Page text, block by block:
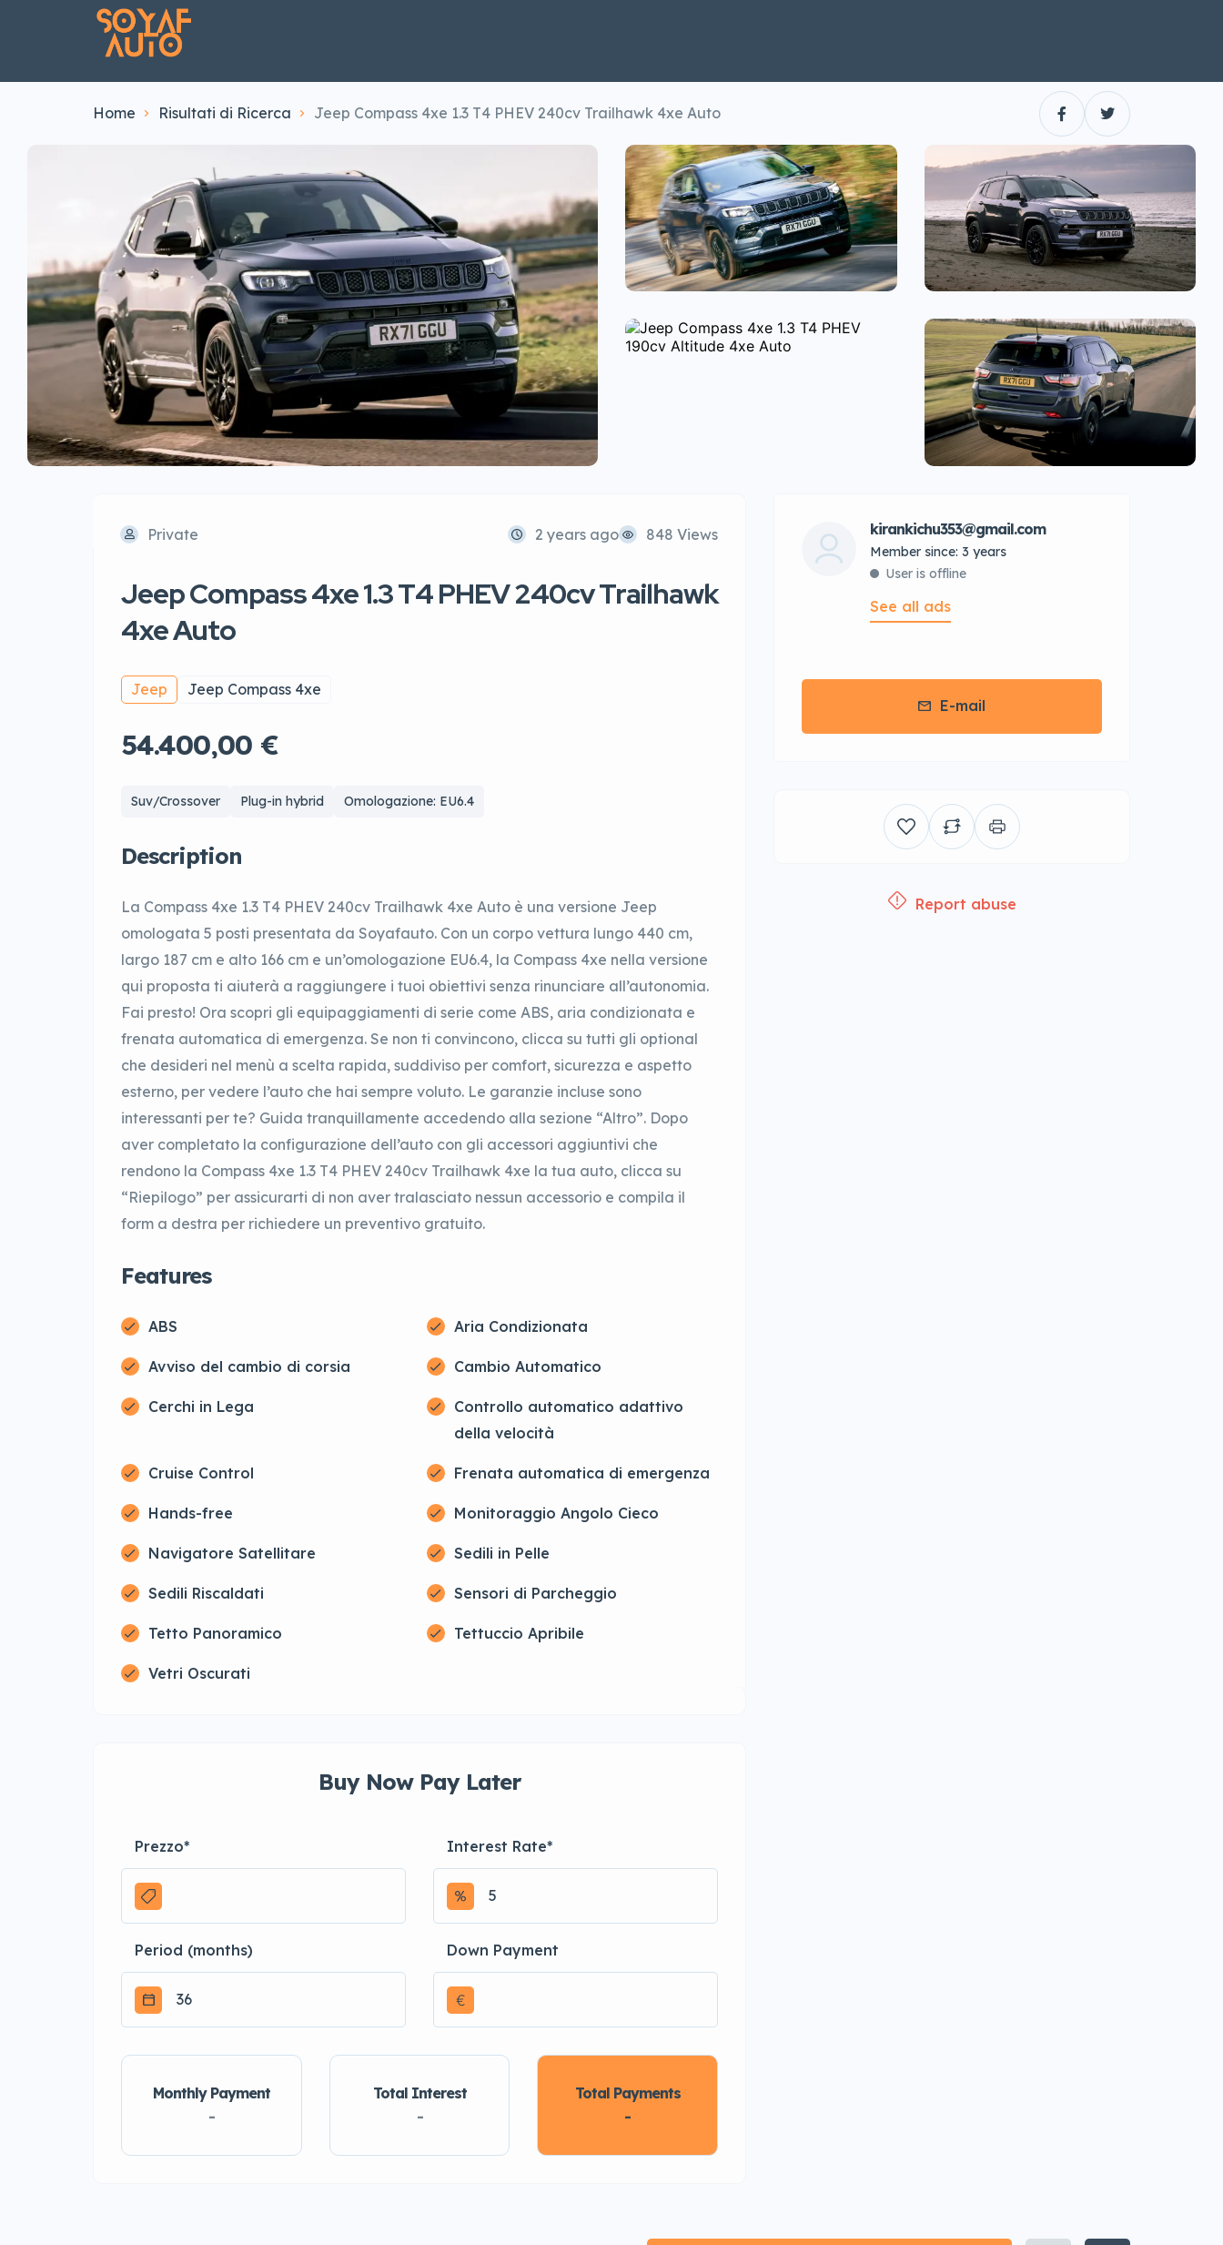
Home Risultati di Ricerca Jeep Compass 4xe 1.3 T4 PHEV 240cv Trailhawk 4xe Auto
Private 2 years ago 848 Views
Jeep Compass 4xe 1.3 T4 PHEV 240cv Trailhawk
4xe Auto
Jeep Jeep Compass 4xe
54.400,00 €
Suv/Crossover Plug-in hybrid Omologazione: EU6.4
Description
La Compass 4xe 1.3 T4 PHEV 240cv Trailhawk 4xe Auto è una versione Jeep
omologata 5 posti presentata da Soyafauto. Con un corpo vettura lungo 440 cm,
largo 187 cm e alto 166 cm e un’omologazione EU6.4, la Compass 4xe nella versione
qui proposta ti aiuterà a raggiungere i tuoi obiettivi senza rinunciare all’autonomia.
Fai presto! Ora scopri gli equipaggiamenti di serie come ABS, aria condizionata e
frenata automatica di emergenza. Se non ti convincono, clicca su tutti gli optional
che desideri nel menù a scelta rapida, suddiviso per comfort, sicurezza e aspetto
esterno, per vedere l’auto che hai sempre voluto. Le garanzie incluse sono
interessanti per te? Guida tranquillamente accedendo alla sezione “Altro”. Dopo
aver completato la configurazione dell’auto con gli accessori aggiuntivi che
rendono la Compass 4xe 1.3 T4 PHEV 240cv Trailhawk 4xe la tua auto, clicca su
“Riepilogo” per assicurarti di non aver tralasciato nessun accessorio e compila il
form a destra per richiedere un preventivo gratuito.
Features
ABS Aria Condizionata
Avviso del cambio di corsia Cambio Automatico
Cerchi in Lega
Controllo automatico adattivo
della velocità
Cruise Control Frenata automatica di emergenza
Hands-free Monitoraggio Angolo Cieco
Navigatore Satellitare Sedili in Pelle
Sedili Riscaldati Sensori di Parcheggio
Tetto Panoramico Tettuccio Apribile
Vetri Oscurati
Buy Now Pay Later
Prezzo* Interest Rate*
Period (months) Down Payment
€
Monthly Payment
-
Total Interest
-
Total Payments
-
kirankichu353@gmail.com
Member since: 3 years
User is offline
See all ads
E-mail
Report abuse